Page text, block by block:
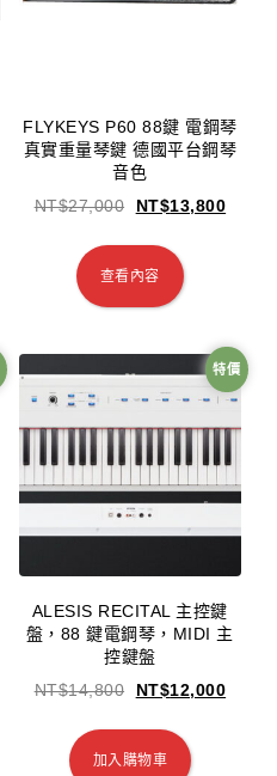
FLYKEYS P60 88鍵 電鋼琴
真實重量琴鍵 德國平台鋼琴
音色
NT$27,000 NT$13,800
查看內容
特價
ALESIS RECITAL 主控鍵
盤，88 鍵電鋼琴，MIDI 主
控鍵盤
NT$14,800 NT$12,000
加入購物車